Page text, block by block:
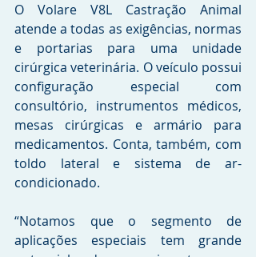
O Volare V8L Castração Animal
atende a todas as exigências, normas
e portarias para uma unidade
cirúrgica veterinária. O veículo possui
configuração especial com
consultório, instrumentos médicos,
mesas cirúrgicas e armário para
medicamentos. Conta, também, com
toldo lateral e sistema de ar-
condicionado.
“Notamos que o segmento de
aplicações especiais tem grande